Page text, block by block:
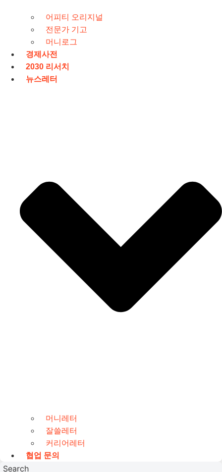
어피티 오리지널
전문가 기고
머니로그
경제사전
2030 리서치
뉴스레터
머니레터
잘쓸레터
커리어레터
협업 문의
Search